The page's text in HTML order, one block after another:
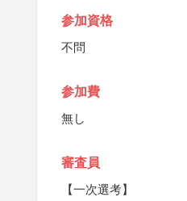
参加資格
不問
参加費
無し
審査員
【一次選考】